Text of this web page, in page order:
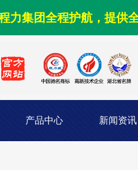
力集团全程护航，提供
产品中心 新闻资讯